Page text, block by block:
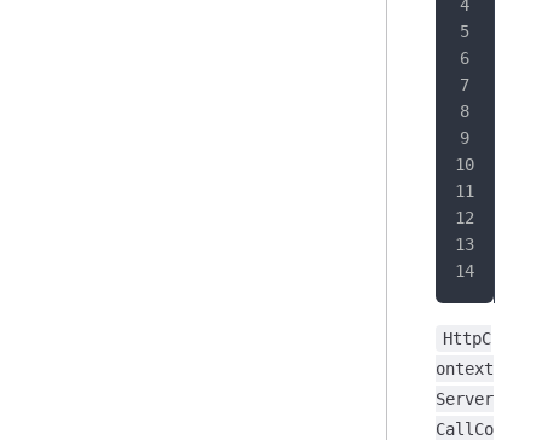
HttpC
ontext
Server
CallCo